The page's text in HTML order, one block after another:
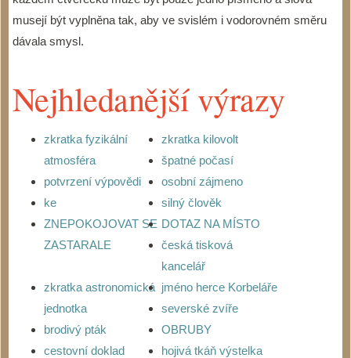
musejí být vyplněna tak, aby ve svislém i vodorovném směru
dávala smysl.
Nejhledanější výrazy
zkratka fyzikální
atmosféra
zkratka kilovolt
špatné počasí
potvrzení výpovědi
osobní zájmeno
ke
silný člověk
ZNEPOKOJOVAT SE
ZASTARALE
DOTAZ NA MÍSTO
česká tisková
kancelář
zkratka astronomická
jednotka
jméno herce Korbeláře
severské zvíře
brodivý pták
OBRUBY
cestovní doklad
hojivá tkáň výstelka